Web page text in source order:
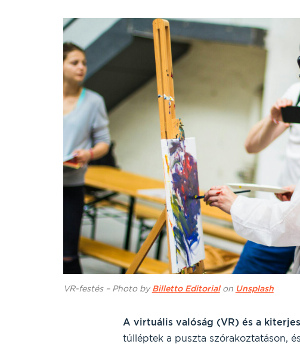
VR-festés – Photo by Billetto Editorialon Unsplash
A virtuális valóság (VR) és a
túlléptek a puszta szórakoztatáson,